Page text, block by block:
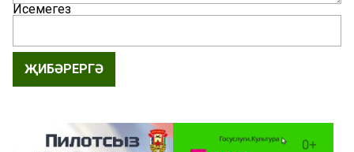
Исемегез
ҖИБӘРЕРГӘ